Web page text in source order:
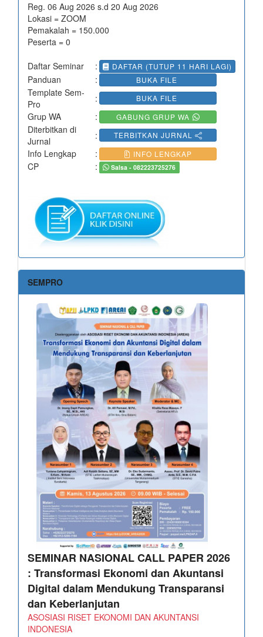
Reg. 06 Aug 2026 s.d 20 Aug 2026
Lokasi = ZOOM
Pemakalah = 150.000
Peserta = 0
Daftar Seminar : DAFTAR (TUTUP 11 HARI LAGI)
Panduan : BUKA FILE
Template Sem-
Pro
: BUKA FILE
Grup WA : GABUNG GRUP WA
Diterbitkan di
Jurnal
: TERBITKAN JURNAL
Info Lengkap : INFO LENGKAP
CP : Salsa - 082223725276
SEMPRO
SEMINAR NASIONAL CALL PAPER 2026
: Transformasi Ekonomi dan Akuntansi
Digital dalam Mendukung Transparansi
dan Keberlanjutan
ASOSIASI RISET EKONOMI DAN AKUNTANSI
INDONESIA